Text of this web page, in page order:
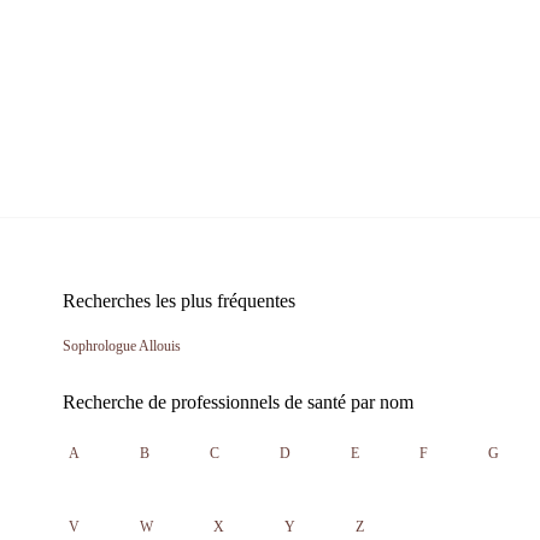
Recherches les plus fréquentes
Sophrologue Allouis
Recherche de professionnels de santé par nom
A B C D E F G
V W X Y Z